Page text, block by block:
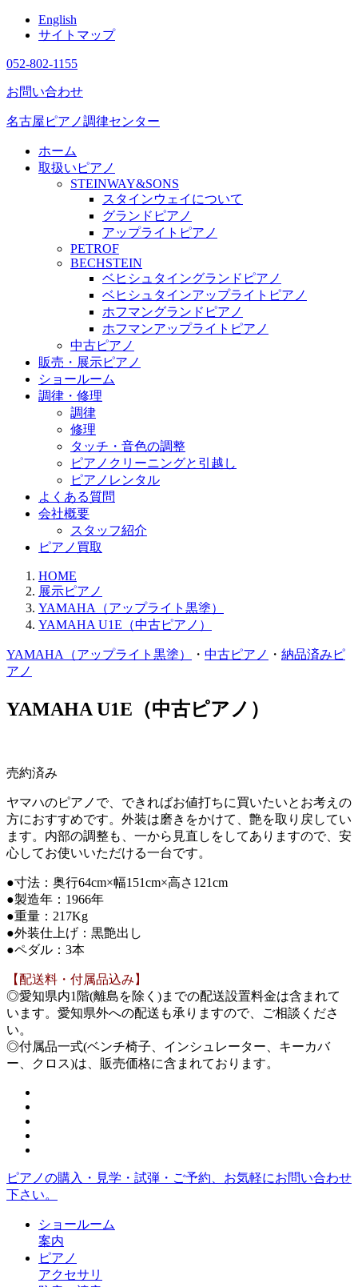
English
サイトマップ
052-802-1155
お問い合わせ
名古屋ピアノ調律センター
ホーム
取扱いピアノ
STEINWAY&SONS
スタインウェイについて
グランドピアノ
アップライトピアノ
PETROF
BECHSTEIN
ベヒシュタイングランドピアノ
ベヒシュタインアップライトピアノ
ホフマングランドピアノ
ホフマンアップライトピアノ
中古ピアノ
販売・展示ピアノ
ショールーム
調律・修理
調律
修理
タッチ・音色の調整
ピアノクリーニングと引越し
ピアノレンタル
よくある質問
会社概要
スタッフ紹介
ピアノ買取
HOME
展示ピアノ
YAMAHA（アップライト黒塗）
YAMAHA U1E（中古ピアノ）
YAMAHA（アップライト黒塗） ・ 中古ピアノ ・ 納品済みピ
アノ
YAMAHA U1E（中古ピアノ）
売約済み
ヤマハのピアノで、できればお値打ちに買いたいとお考えの
方におすすめです。外装は磨きをかけて、艶を取り戻してい
ます。内部の調整も、一から見直しをしてありますので、安
心してお使いいただける一台です。
●寸法：奥行64cm×幅151cm×高さ121cm
●製造年：1966年
●重量：217Kg
●外装仕上げ：黒艶出し
●ペダル：3本
【配送料・付属品込み】
◎愛知県内1階(離島を除く)までの配送設置料金は含まれて
います。愛知県外への配送も承りますので、ご相談くださ
い。
◎付属品一式(ベンチ椅子、インシュレーター、キーカバ
ー、クロス)は、販売価格に含まれております。
ピアノの購入・見学・試弾・ご予約、お気軽にお問い合わせ
下さい。
ショールーム
案内
ピアノ
アクセサリ